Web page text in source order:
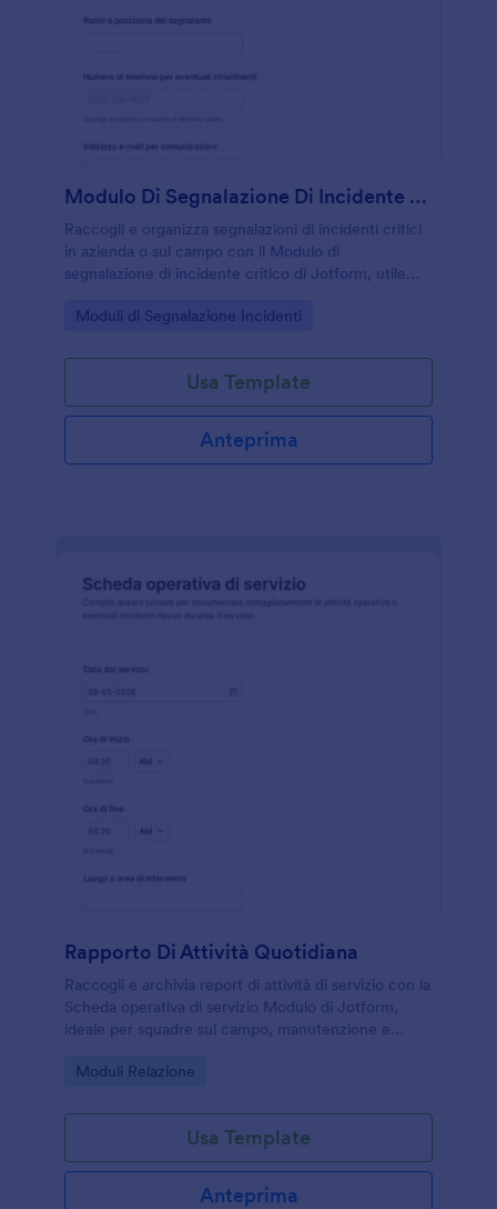
Modulo Di Segnalazione Di Incidente Critico
Raccogli e organizza segnalazioni di incidenti critici
in azienda o sul campo con il Modulo di
segnalazione di incidente critico di Jotform, utile
migliorare la raccolta dati.
Go to Category:
Moduli di Segnalazione Incidenti
Usa Template
Anteprima
Rapporto Di Attività Quotidiana
Raccogli e archivia report di attività di servizio con la
Scheda operativa di servizio Modulo di Jotform,
ideale per squadre sul campo, manutenzione e
incidenti in modo coerente.
Go to Category:
Moduli Relazione
Usa Template
Anteprima